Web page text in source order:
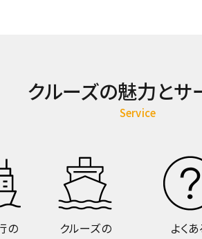
クルーズの魅力とサ
Service
の
クルーズの
よくあ